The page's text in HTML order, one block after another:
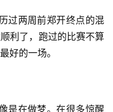
利了，跑过的比赛不算
好的一场。